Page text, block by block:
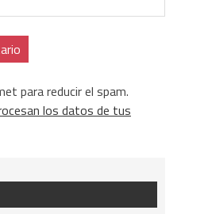
para reducir el spam.
los datos de tus